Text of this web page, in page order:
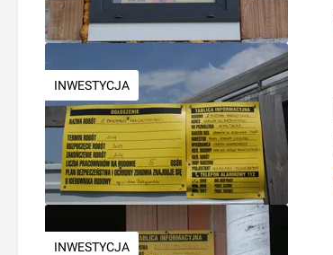
INWESTYCJA
INWESTYCJA